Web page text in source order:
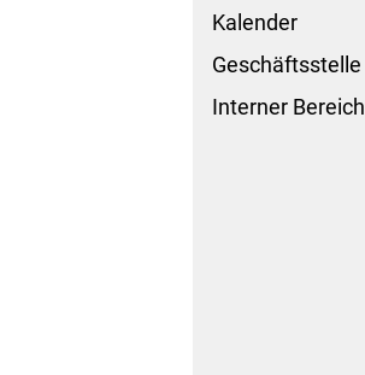
Kalender
Geschäftsstelle
Interner Bereich